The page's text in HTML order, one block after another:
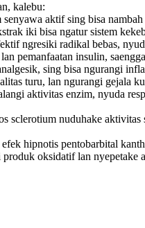
kalebu:
aktif sing bisa
iki bisa ngatur sistem
ngresiki radikal bebas,
pemanfaatan insulin,
sing bisa ngurangi
turu, lan ngurangi gejala
aktivitas enzim, nyuda
sclerotium nuduhake
hipnotis pentobarbital
oksidatif lan nyepetake